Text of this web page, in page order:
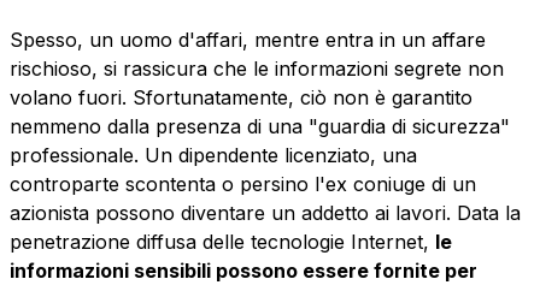
Spesso, un uomo d'affari, mentre entra in un affare
rischioso, si rassicura che le informazioni segrete non
volano fuori. Sfortunatamente, ciò non è garantito
nemmeno dalla presenza di una "guardia di sicurezza"
professionale. Un dipendente licenziato, una
controparte scontenta o persino l'ex coniuge di un
azionista possono diventare un addetto ai lavori. Data la
penetrazione diffusa delle tecnologie Internet, le
informazioni sensibili possono essere fornite per